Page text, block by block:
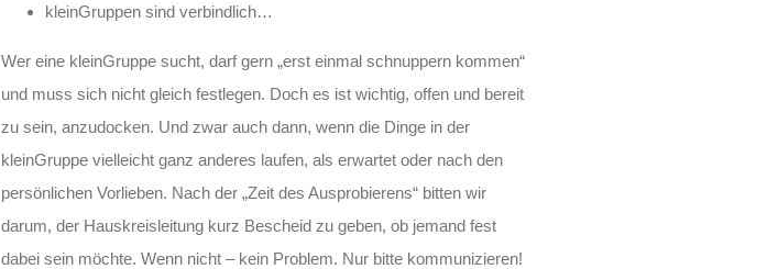
kleinGruppen sind verbindlich…
Wer eine kleinGruppe sucht, darf gern „erst einmal schnuppern kommen“
und muss sich nicht gleich festlegen. Doch es ist wichtig, offen und bereit
zu sein, anzudocken. Und zwar auch dann, wenn die Dinge in der
kleinGruppe vielleicht ganz anderes laufen, als erwartet oder nach den
persönlichen Vorlieben. Nach der „Zeit des Ausprobierens“ bitten wir
darum, der Hauskreisleitung kurz Bescheid zu geben, ob jemand fest
dabei sein möchte. Wenn nicht – kein Problem. Nur bitte kommunizieren!